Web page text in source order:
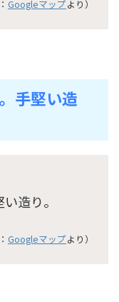
Googleマップより）
手堅い造
造り。
Googleマップより）